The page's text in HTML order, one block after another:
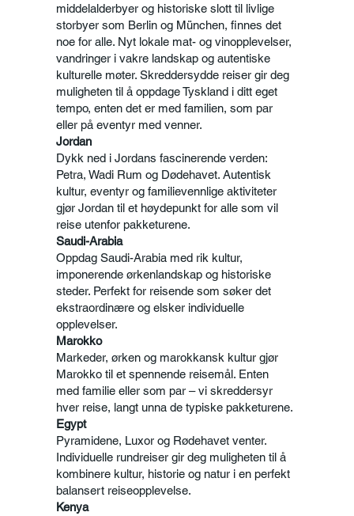
middelalderbyer og historiske slott til livlige
storbyer som Berlin og München, finnes det
noe for alle. Nyt lokale mat- og vinopplevelser,
vandringer i vakre landskap og autentiske
kulturelle møter. Skreddersydde reiser gir deg
muligheten til å oppdage Tyskland i ditt eget
tempo, enten det er med familien, som par
eller på eventyr med venner.
Jordan
Dykk ned i Jordans fascinerende verden:
Petra, Wadi Rum og Dødehavet. Autentisk
kultur, eventyr og familievennlige aktiviteter
gjør Jordan til et høydepunkt for alle som vil
reise utenfor pakketurene.
Saudi-Arabia
Oppdag Saudi-Arabia med rik kultur,
imponerende ørkenlandskap og historiske
steder. Perfekt for reisende som søker det
ekstraordinære og elsker individuelle
opplevelser.
Marokko
Markeder, ørken og marokkansk kultur gjør
Marokko til et spennende reisemål. Enten
med familie eller som par – vi skreddersyr
hver reise, langt unna de typiske pakketurene.
Egypt
Pyramidene, Luxor og Rødehavet venter.
Individuelle rundreiser gir deg muligheten til å
kombinere kultur, historie og natur i en perfekt
balansert reiseopplevelse.
Kenya